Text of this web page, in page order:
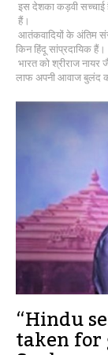
इस देशका कड़वी
हैं।
आतंकवादियों के अंतिम
किन हिंदू सांप्रदायिक हैं।
भारत को श्रीराज
लाफ अपनी आवाज बुलंद
“Hindu
taken for